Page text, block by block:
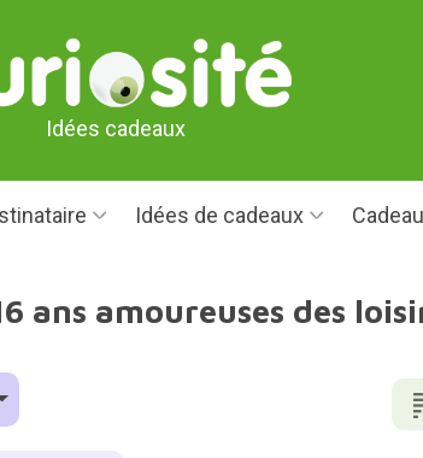
Idées cadeaux
Idées de cadeaux
ans amoureuses des